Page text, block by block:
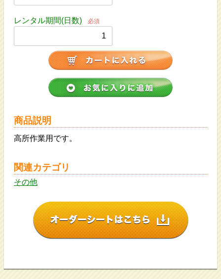
レンタル期間(日数) 必須
商品説明
高所作業用です。
関連カテゴリ
その他